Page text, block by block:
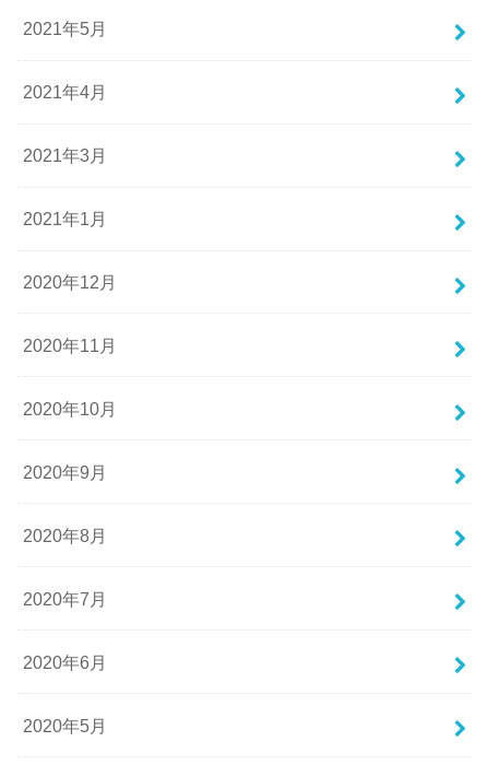
2021年5月
2021年4月
2021年3月
2021年1月
2020年12月
2020年11月
2020年10月
2020年9月
2020年8月
2020年7月
2020年6月
2020年5月